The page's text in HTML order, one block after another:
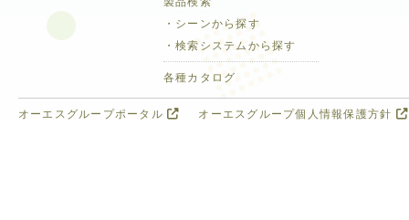
・シーンから探す
・検索システムから探す
各種カタログ
オーエスグループポータル オーエスグループ個人情報保護方針